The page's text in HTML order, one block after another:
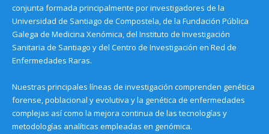
conjunta formada principalmente por investigadores de la
Universidad de Santiago de Compostela, de la Fundación Pública
Galega de Medicina Xenómica, del Instituto de Investigación
Sanitaria de Santiago y del Centro de Investigación en Red de
Enfermedades Raras.
Nuestras principales líneas de investigación comprenden genética
forense, poblacional y evolutiva y la genética de enfermedades
complejas así como la mejora continua de las tecnologías y
metodologías analíticas empleadas en genómica.